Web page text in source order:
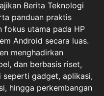
Berita Teknologi
panduan praktis
fokus utama pada HP
Android secara luas.
menghadirkan
dan berbasis riset,
gadget, aplikasi,
hingga perkembangan